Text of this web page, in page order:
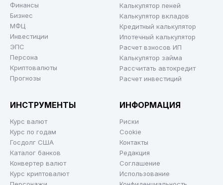
Финансы
Бизнес
МФЦ
Инвестиции
ЭПС
Персона
Криптовалюты
Прогнозы
Калькулятор пеней
Калькулятор вкладов
Кредитный калькулятор
Ипотечный калькулятор
Расчет взносов ИП
Калькулятор займа
Рассчитать автокредит
Расчет инвестиций
ИНСТРУМЕНТЫ
Курс валют
Курс по годам
Госдолг США
Каталог банков
Конвертер валют
Курс криптовалют
ИНФОРМАЦИЯ
Риски
Cookie
Контакты
Редакция
Соглашение
Использование